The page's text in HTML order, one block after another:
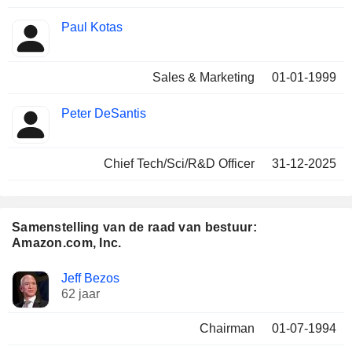
Paul Kotas
Sales & Marketing 01-01-1999
Peter DeSantis
Chief Tech/Sci/R&D Officer 31-12-2025
Samenstelling van de raad van bestuur:
Amazon.com, Inc.
Bestuurder Raden
Jeff Bezos
62 jaar
Chairman 01-07-1994